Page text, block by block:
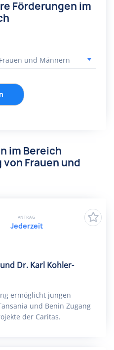
Förderungen im
im Bereich
Frauen und
Dr. Karl Kohler-
ermöglicht jungen
und Benin Zugang
der Caritas.
ANTRAG
Jederzeit